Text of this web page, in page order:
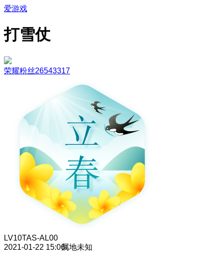
爱游戏
打雪仗
荣耀粉丝26543317
LV10TAS-AL00
2021-01-22 15:06属地未知